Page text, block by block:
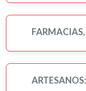
FARMACIAS,